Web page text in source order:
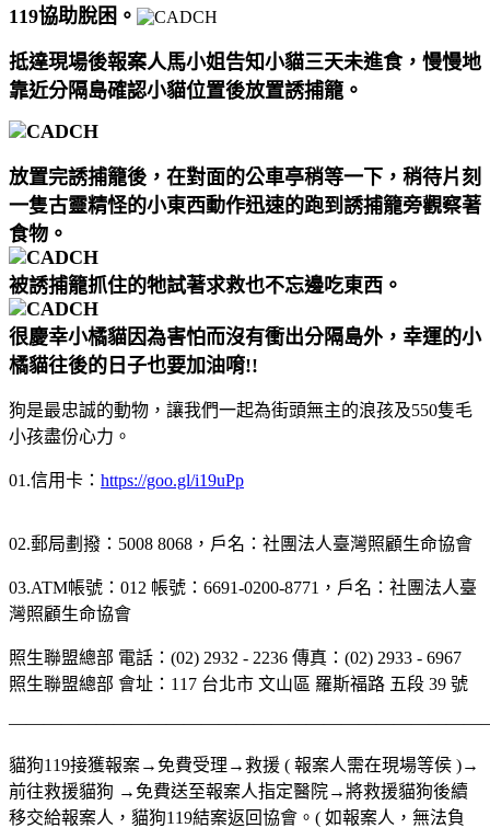
119協助脫困。
抵達現場後報案人馬小姐告知小貓三天未進食，慢慢地
靠近分隔島確認小貓位置後放置誘捕籠。
放置完誘捕籠後，在對面的公車亭稍等一下，稍待片刻
一隻古靈精怪的小東西動作迅速的跑到誘捕籠旁觀察著
食物。
被誘捕籠抓住的牠試著求救也不忘邊吃東西。
很慶幸小橘貓因為害怕而沒有衝出分隔島外，幸運的小
橘貓往後的日子也要加油唷!!
狗是最忠誠的動物，讓我們一起為街頭無主的浪孩及550隻毛
小孩盡份心力。
01.信用卡： https://goo.gl/i19uPp
02.郵局劃撥：5008 8068，戶名：社團法人臺灣照顧生命協會
03.ATM帳號：012 帳號：6691-0200-8771，戶名：社團法人臺
灣照顧生命協會
照生聯盟總部 電話：(02) 2932 - 2236 傳真：(02) 2933 - 6967
照生聯盟總部 會址：117 台北市 文山區 羅斯福路 五段 39 號
貓狗119接獲報案→免費受理→救援 ( 報案人需在現場等侯 )→
前往救援貓狗 →免費送至報案人指定醫院→將救援貓狗後續
移交給報案人，貓狗119結案返回協會。( 如報案人，無法負